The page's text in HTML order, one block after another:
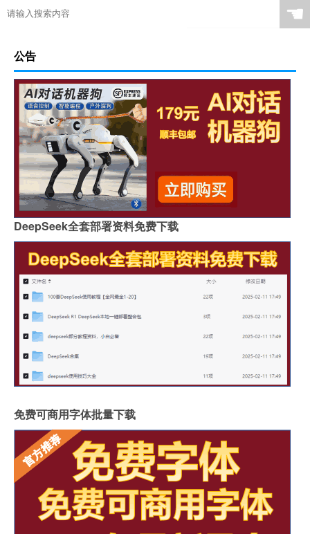
☚
公告
DeepSeek全套部署资料免费下载
免费可商用字体批量下载